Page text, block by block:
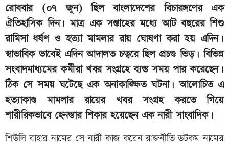
রোববার (০৭ জুন) ছিল বাংলাদেশের বিচারঙ্গণের এক
ঐতিহাসিক দিন। মাত্র এক সপ্তাহের মধ্যে আট বছরের শিশু
রামিসা ধর্ষণ ও হত্যা মামলার রায় ঘোষণা করা হয় এদিন।
স্বাভাবিক ভাবেই এদিন আদালত চত্বরে ছিল প্রচণ্ড ভিড়। বিভিন্ন
সংবাদমাধ‍্যমের কর্মীরা খবর সংগ্রহে ব্যস্ত সময় পার করেছেন।
ঠিক সে সময় ঘটেছে এক অনাকাঙ্ক্ষিত ঘটনা। আলোচিত এ
হত্যাকাণ্ড মামলার রায়ের খবর সংগ্রহ করতে গিয়ে
শারীরিকভাবে হেনস্তার শিকার হয়েছেন এক নারী সাংবাদিক।
শিউলি বাহার নামের সে নারী কাজ করেন রাজনীতি ডটকম নামের